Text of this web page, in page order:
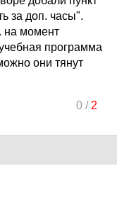
за доп. часы".
на момент
программа
они тянут
0/ 2